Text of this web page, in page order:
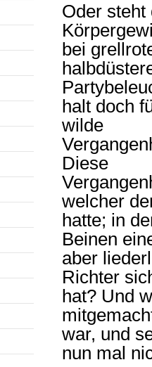
Oder steht
bei
halt doch
wilde
Diese
welcher
hatte; in
Beinen
aber
Richter
hat? Und
war, und
nun mal